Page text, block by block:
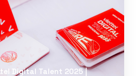
Digital Talent 2025 |